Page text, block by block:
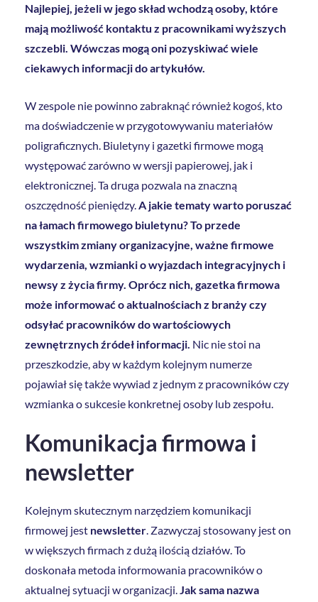
Najlepiej, jeżeli w jego skład wchodzą osoby, które
mają możliwość kontaktu z pracownikami wyższych
szczebli. Wówczas mogą oni pozyskiwać wiele
ciekawych informacji do artykułów.
W zespole nie powinno zabraknąć również kogoś, kto
ma doświadczenie w przygotowywaniu materiałów
poligraficznych. Biuletyny i gazetki firmowe mogą
występować zarówno w wersji papierowej, jak i
elektronicznej. Ta druga pozwala na znaczną
oszczędność pieniędzy.A jakie tematy warto poruszać
na łamach firmowego biuletynu? To przede
wszystkim zmiany organizacyjne, ważne firmowe
wydarzenia, wzmianki o wyjazdach integracyjnych i
newsy z życia firmy. Oprócz nich, gazetka firmowa
może informować o aktualnościach z branży czy
odsyłać pracowników do wartościowych
zewnętrznych źródeł informacji. Nic nie stoi na
przeszkodzie, aby w każdym kolejnym numerze
pojawiał się także wywiad z jednym z pracowników czy
wzmianka o sukcesie konkretnej osoby lub zespołu.
Komunikacja firmowa i
newsletter
Kolejnym skutecznym narzędziem komunikacji
firmowej jest newsletter. Zazwyczaj stosowany jest on
w większych firmach z dużą ilością działów. To
doskonała metoda informowania pracowników o
aktualnej sytuacji w organizacji.Jak sama nazwa